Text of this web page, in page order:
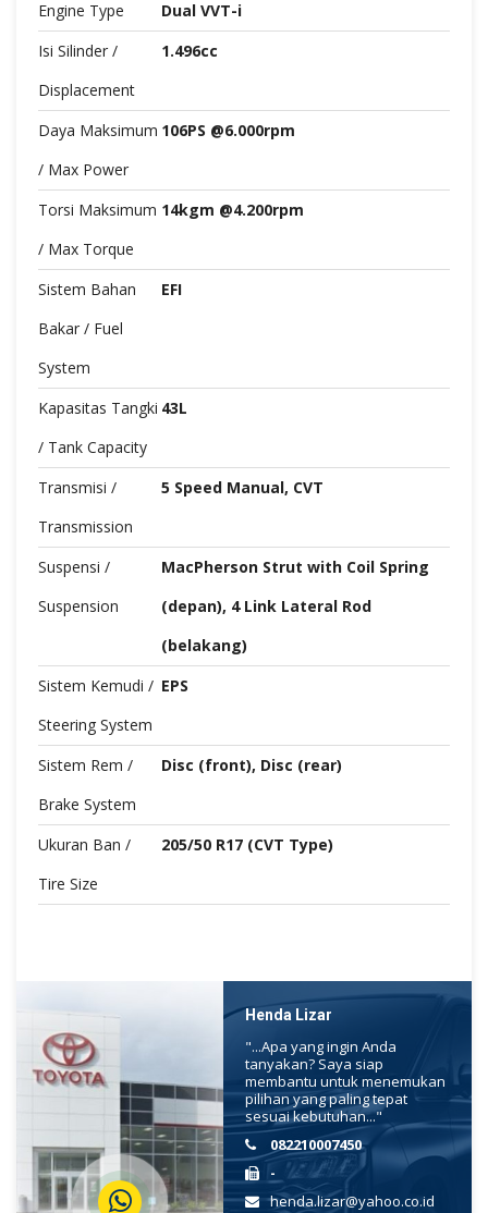
Engine Type
Dual VVT-i
Isi Silinder /
Displacement
1.496cc
Daya Maksimum
/ Max Power
106PS @6.000rpm
Torsi Maksimum
/ Max Torque
14kgm @4.200rpm
Sistem Bahan
Bakar / Fuel
System
EFI
Kapasitas Tangki
/ Tank Capacity
43L
Transmisi /
Transmission
5 Speed Manual, CVT
Suspensi /
Suspension
MacPherson Strut with Coil Spring
(depan), 4 Link Lateral Rod
(belakang)
Sistem Kemudi /
Steering System
EPS
Sistem Rem /
Brake System
Disc (front), Disc (rear)
Ukuran Ban /
Tire Size
205/50 R17 (CVT Type)
Henda Lizar
"...Apa yang ingin Anda
tanyakan? Saya siap
membantu untuk menemukan
pilihan yang paling tepat
sesuai kebutuhan..."
082210007450
-
henda.lizar@yahoo.co.id